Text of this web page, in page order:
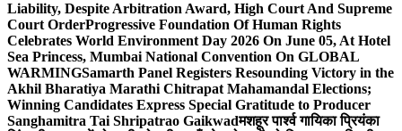
Liability, Despite Arbitration Award, High Court And Supreme
Court OrderProgressive Foundation Of Human Rights
Celebrates World Environment Day 2026 On June 05, At Hotel
Sea Princess, Mumbai National Convention On GLOBAL
WARMINGSamarth Panel Registers Resounding Victory in the
Akhil Bharatiya Marathi Chitrapat Mahamandal Elections;
Winning Candidates Express Special Gratitude to Producer
Sanghamitra Tai Shripatrao Gaikwadमशहूर पार्श्व गायिका प्रियंका